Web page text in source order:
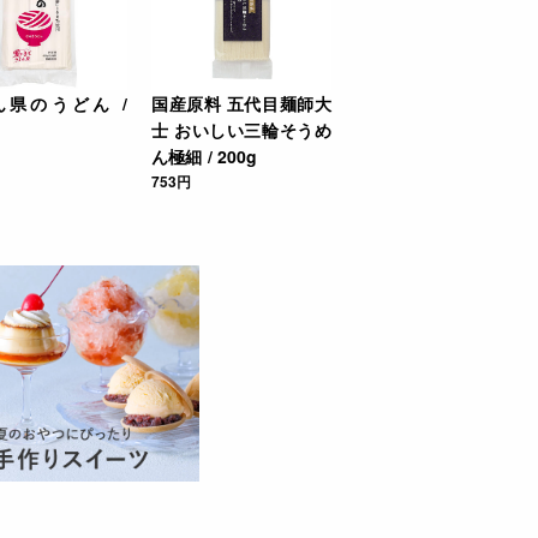
県のうどん /
国産原料 五代目麺師大
士 おいしい三輪そうめ
ん極細 / 200g
753円